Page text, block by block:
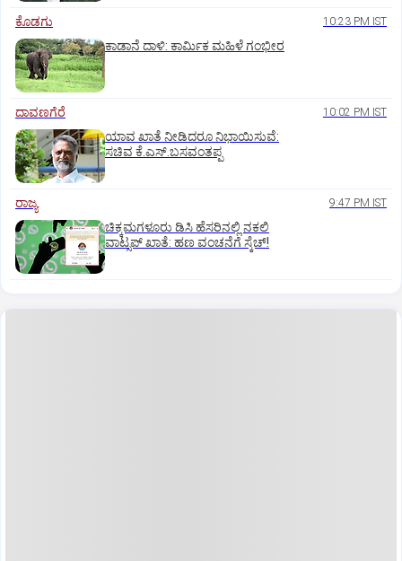
ಕೊಡಗು 10:23 PM IST
ಕಾಡಾನೆ ದಾಳಿ: ಕಾರ್ಮಿಕ ಮಹಿಳೆ ಗಂಭೀರ
ದಾವಣಗೆರೆ 10:02 PM IST
ಯಾವ ಖಾತೆ ನೀಡಿದರೂ ನಿಭಾಯಿಸುವೆ:
ಸಚಿವ ಕೆ.ಎಸ್.ಬಸವಂತಪ್ಪ
ರಾಜ್ಯ 9:47 PM IST
ಚಿಕ್ಕಮಗಳೂರು ಡಿಸಿ ಹೆಸರಿನಲ್ಲಿ ನಕಲಿ
ವಾಟ್ಸಪ್ ಖಾತೆ: ಹಣ ವಂಚನೆಗೆ ಸ್ಕೆಚ್!